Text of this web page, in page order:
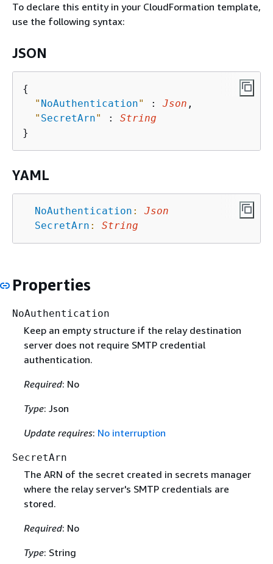
To declare this entity in your CloudFormation template,
use the following syntax:
JSON
{
" NoAuthentication" : Json ,
" SecretArn" : String
YAML
NoAuthentication :
Json
SecretArn : String
Properties
NoAuthentication
Keep an empty structure if the relay destination
server does not require SMTP credential
authentication.
Required: No
Type: Json
Update requires: No interruption
SecretArn
The ARN of the secret created in secrets manager
where the relay server's SMTP credentials are
stored.
Required: No
Type: String